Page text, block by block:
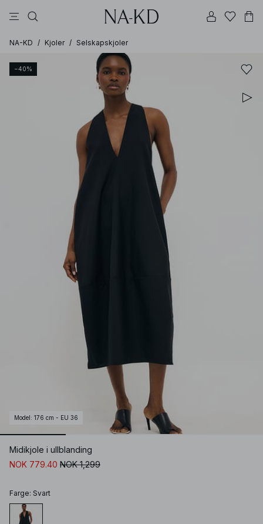
NA-KD / Kjoler / Selskapskjoler
−40%
Model : 176 cm - EU 36
Midikjole i ullblanding
NOK 779.40 NOK 1,299
Farge: Svart